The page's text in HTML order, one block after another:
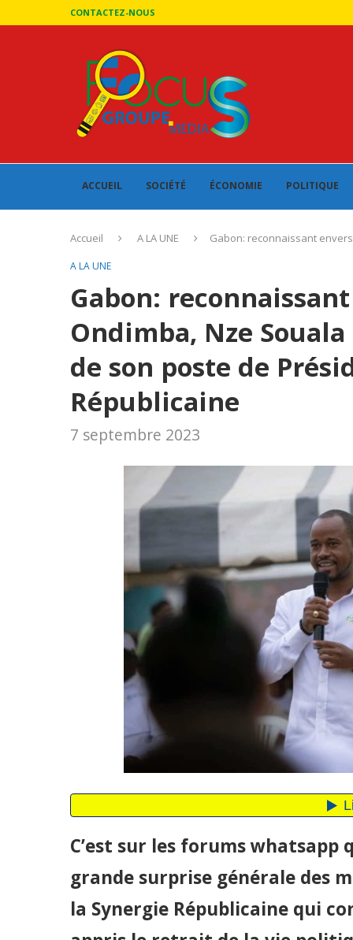
CONTACTEZ-NOUS
ACCUEIL SOCIÉTÉ ÉCONOMIE POLITIQUE
Accueil A LA UNE Gabon: reconnaissant
A LA UNE
Gabon:
Ondimba, Nze
de son poste de
Républicaine
7 septembre 2023
C’est sur les forums
grande surprise générale des
la Synergie Républicaine qui